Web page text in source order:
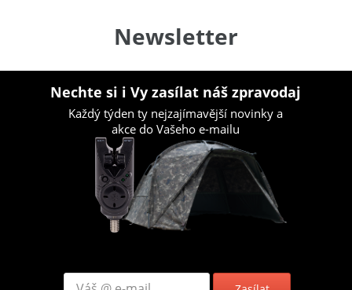
Newsletter
Nechte si i Vy zasílat náš zpravodaj
Každý týden ty nejzajímavější novinky a
akce do Vašeho e-mailu